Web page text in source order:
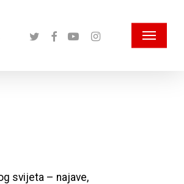
TwitterFacebook
YoutubeInstagram Menu
svijeta – najave,